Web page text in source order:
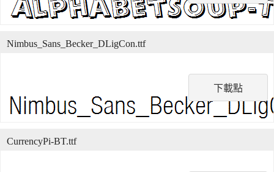
下載點
Nimbus_Sans_Becker_DLigCon.ttf
CurrencyPi-BT.ttf